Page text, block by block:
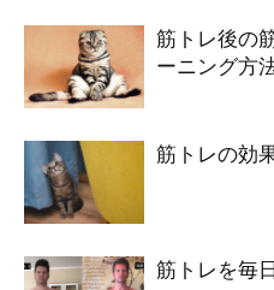
筋トレ後の
ーニング方
筋トレの効
筋トレを毎